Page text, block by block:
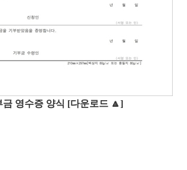
금 영수증 양식 [다운로드 🔼]